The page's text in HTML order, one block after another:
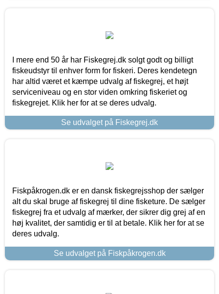
I mere end 50 år har Fiskegrej.dk solgt godt og billigt
fiskeudstyr til enhver form for fiskeri. Deres kendetegn
har altid været et kæmpe udvalg af fiskegrej, et højt
serviceniveau og en stor viden omkring fiskeriet og
fiskegrejet. Klik her for at se deres udvalg.
Se udvalget på Fiskegrej.dk
Fiskpåkrogen.dk er en dansk fiskegrejsshop der sælger
alt du skal bruge af fiskegrej til dine fisketure. De sælger
fiskegrej fra et udvalg af mærker, der sikrer dig grej af en
høj kvalitet, der samtidig er til at betale. Klik her for at se
deres udvalg.
Se udvalget på Fiskpåkrogen.dk